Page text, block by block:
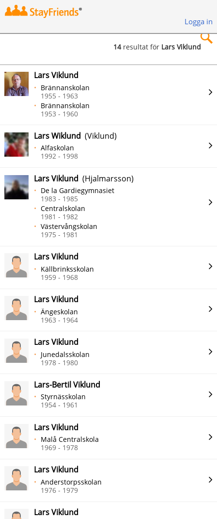
Logga in
Sök
14resultat för Lars Viklund
Lars Viklund
Brännanskolan
1955 - 1963
Brännanskolan
1953 - 1960
Lars Wiklund (Viklund)
Alfaskolan
1992 - 1998
Lars Viklund (Hjalmarsson)
De la Gardiegymnasiet
1983 - 1985
Centralskolan
1981 - 1982
Västervångskolan
1975 - 1981
Lars Viklund
Källbrinksskolan
1959 - 1968
Lars Viklund
Ängeskolan
1963 - 1964
Lars Viklund
Junedalsskolan
1978 - 1980
Lars-Bertil Viklund
Styrnässkolan
1954 - 1961
Lars Viklund
Malå Centralskola
1969 - 1978
Lars Viklund
Anderstorpsskolan
1976 - 1979
Lars Viklund